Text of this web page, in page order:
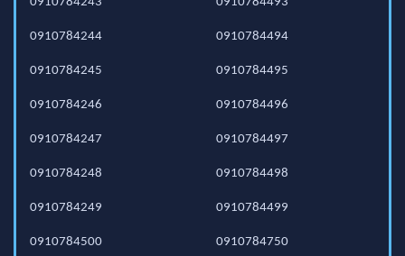
0910784244
0910784245
0910784246
0910784247
0910784248
0910784249
0910784494
0910784495
0910784496
0910784497
0910784498
0910784499
0910784500 0910784750